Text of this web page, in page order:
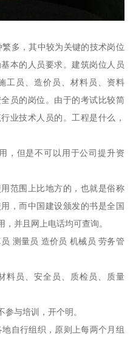
多，其中较为关键的技术岗位
本的人员要求。建筑岗位人员
工员、造价员、材料员、资料
员的岗位。由于的考试比较简
业技术人员的。工程是什么，
，但是不可以用于公司提升资
范围上比地方的，也就是俗称
，而中国建设颁发的书是全国
并且网上电话均可查询。
测量员 造价员 机械员 劳务管
料员、安全员、质检员、质量
与培训，开个明。
自行组织，原则上每两个月组